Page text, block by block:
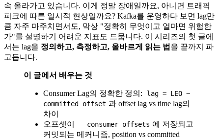
속 올라가고 있습니다. 이게 정말 장애일까요, 아니면 트래픽
피크에 따른 일시적 현상일까요? Kafka를 운영하다 보면 lag만
큼 자주 마주치면서도, 막상 "정확히 무엇이고 얼마면 위험한
가"를 설명하기 어려운 지표도 드뭅니다. 이 시리즈의 첫 글에
서는 lag을 정의하고, 측정하고, 올바르게 읽는 법 을 끝까지 파
고듭니다.
이 글에서 배우는 것
Consumer Lag의 정확한 정의:
lag = LEO −
committed offset 과 offset lag vs time lag의
차이
오프셋이
__consumer_offsets 에 저장되고
커밋되는 메커니즘, position vs committed